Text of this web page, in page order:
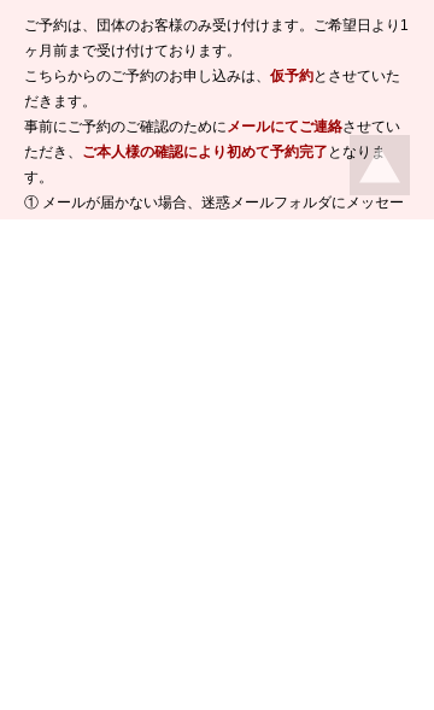
ご予約は、団体のお客様のみ受け付けます。ご希望日より1
ヶ月前まで受け付けております。
こちらからのご予約のお申し込みは、 仮予約とさせていた
だきます。
事前にご予約のご確認のためにメールにてご連絡させてい
ただき、 ご本人様の確認により初めて予約完了 となりま
す。
① メールが届かない場合、迷惑メールフォルダにメッセー